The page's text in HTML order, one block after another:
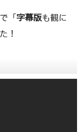
「字幕版も観に
！